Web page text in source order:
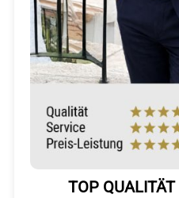
TOP QUALITÄT